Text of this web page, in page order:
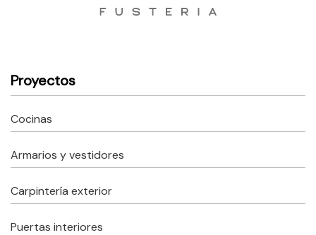
Proyectos
Cocinas
Armarios y vestidores
Carpintería exterior
Puertas interiores